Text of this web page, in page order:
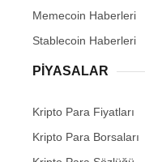
Memecoin Haberleri
Stablecoin Haberleri
PIYASALAR
Kripto Para Fiyatları
Kripto Para Borsaları